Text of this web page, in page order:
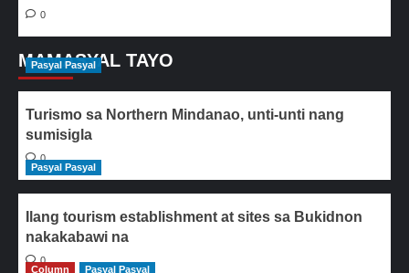
0
MAMASYAL TAYO
Pasyal Pasyal
Turismo sa Northern Mindanao, unti-unti nang
sumisigla
0
Pasyal Pasyal
Ilang tourism establishment at sites sa Bukidnon
nakakabawi na
0
Column
Pasyal Pasyal